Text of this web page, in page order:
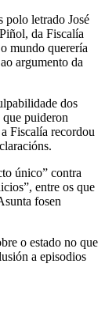
polo letrado José
da Fiscalía
mundo querería
argumento da
dos
que puideron
Fiscalía recordou
único” contra
entre os que
fosen
o estado no que
a episodios